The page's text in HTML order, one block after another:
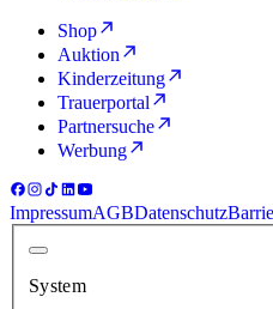
Shop
Auktion
Kinderzeitung
Trauerportal
Partnersuche
Werbung
ImpressumAGBDatenschutz
System